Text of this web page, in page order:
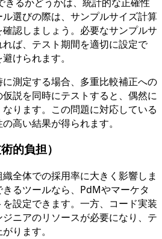
選びの際は、サンプルサイズ計算
認しましょう。必要なサンプルサ
ば、テスト期間を適切に設定で
けられます。
測定する場合、多重比較補正への
説を同時にテストすると、偶然に
ります。この問題に対応している
高い結果が得られます。
的負担）
全体での採用率に大きく影響しま
るツールなら、PdMやマーケタ
設定できます。一方、コード実装
ニアのリソースが必要になり、テ
ります。